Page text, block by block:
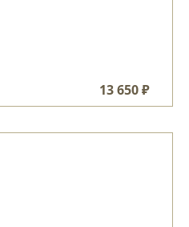
13 650 ₽